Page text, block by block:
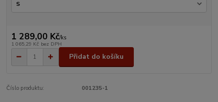
1 289,00 Kč/ks
1 065,29 Kč bez DPH
Přidat do košíku
Číslo produktu: 001235-1